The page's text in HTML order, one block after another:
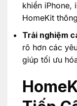
khiển iPhone,
HomeKit
Trải nghiệm
rõ hơn các
giúp tối ưu